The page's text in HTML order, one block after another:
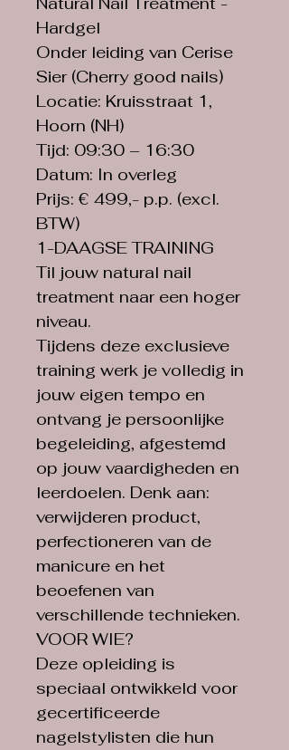
Hardgel
Onder leiding van Cerise
Sier (Cherry good nails)
Locatie: Kruisstraat 1,
Hoorn (NH)
Tijd: 09:30 – 16:30
Datum: In overleg
Prijs: € 499,- p.p. (excl.
BTW)
1-DAAGSE TRAINING
Til jouw natural nail
treatment naar een hoger
niveau.
Tijdens deze exclusieve
training werk je volledig in
jouw eigen tempo en
ontvang je persoonlijke
begeleiding, afgestemd
op jouw vaardigheden en
leerdoelen. Denk aan:
verwijderen product,
perfectioneren van de
manicure en het
beoefenen van
verschillende technieken.
VOOR WIE?
Deze opleiding is
speciaal ontwikkeld voor
gecertificeerde
nagelstylisten die hun